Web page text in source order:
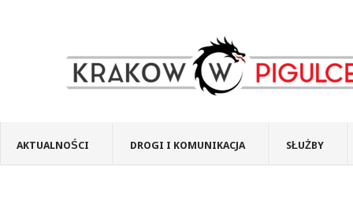
AKTUALNOŚCI DROGI I KOMUNIKACJA SŁUŻBY